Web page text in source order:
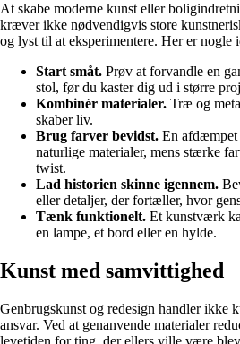
At skabe moderne kunst eller
kræver ikke nødvendigvis store
og lyst til at eksperimentere. Her er nogle
Start småt. Prøv at forvandle en
stol, før du kaster dig ud i større
Kombinér materialer. Træ og
skaber liv.
Brug farver bevidst. En
naturlige materialer, mens stærke
twist.
Lad historien skinne igennem.
eller detaljer, der fortæller, hvor
Tænk funktionelt. Et kunstværk
en lampe, et bord eller en hylde.
Kunst med samvittighed
Genbrugskunst og redesign handler ikke
ansvar. Ved at genanvende materialer
levetiden for ting, der ellers ville være